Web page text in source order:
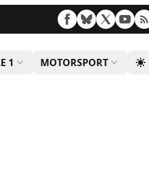
1 MOTORSPORT